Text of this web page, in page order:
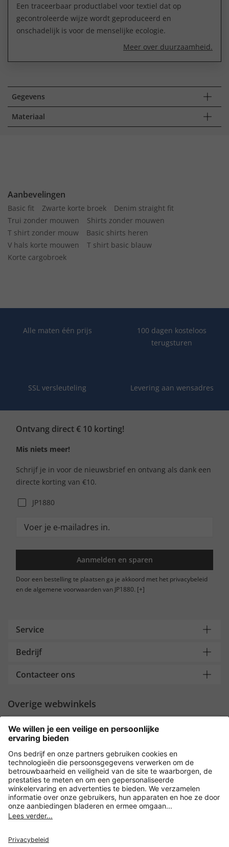
Een traceerbaar productlabel voor textiel dat op
gecontroleerde wijze wordt geproduceerd en
onschadelijk is voor de menselijke ecologie.
Meer over duurzaamheid.
Gegevens
Materiaal
Aanbevelingen
Basic fit Zwarte korte broek
Denim straight fit
Trui zonder mouwen
Shirts zonder mouwen
T shirt zonder mouw
Basic shirts heren
V hals korte mouwen
T shirt basic blauw
Korte cargobroek
Alle maten één prijs
100 dagen kosteloos
terugsturen
SSL versleuteling Levering aan wensadres
Ontvang direct € 10 korting!
Mis niets meer!
Schrijf je in voor de nieuwsbrief en ontvang als dank een
directe korting van €10.
JP1880
Aanmelden en sparen
Door een bestelling te plaatsen ga je akkoord met het privacybeleid
en de algemene voorwaarden van JP1880. [+]
Service
Bedrijf
Contacteer ons
Overige webwinkels
Nederland
Payment and Delivery
Versleuteling met